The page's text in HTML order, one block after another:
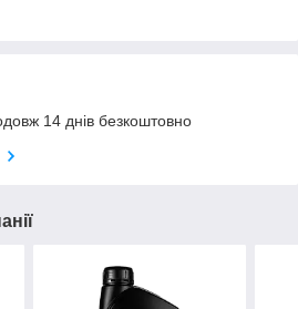
14 днів безкоштовно